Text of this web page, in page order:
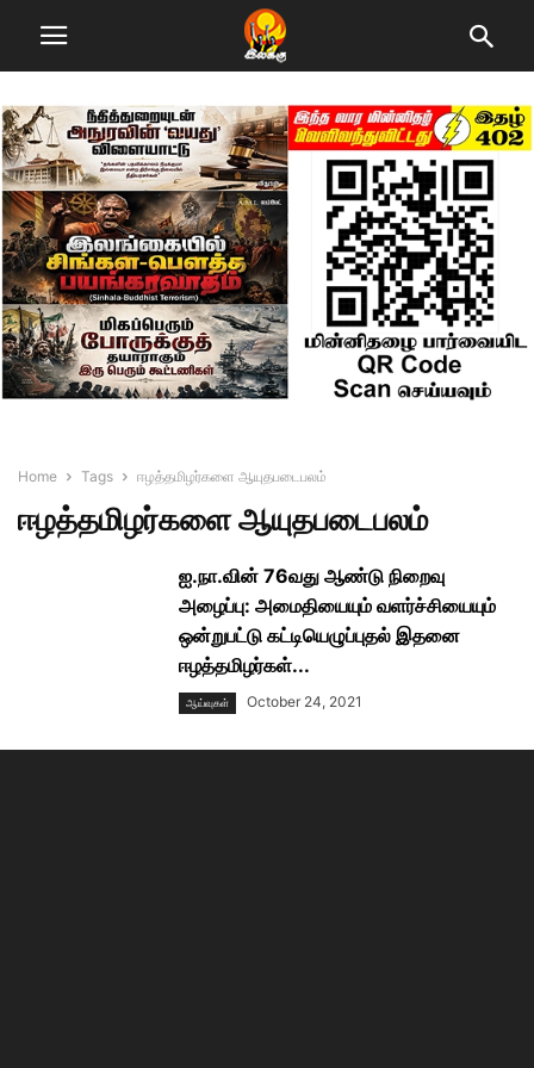
Home Tags ஈழத்தமிழர்களை ஆயுதபடைபலம்
ஈழத்தமிழர்களை ஆயுதபடைபலம்
ஐ.நா.வின் 76வது ஆண்டு நிறைவு
அழைப்பு: அமைதியையும் வளர்ச்சியையும்
ஒன்றுபட்டு கட்டியெழுப்புதல் இதனை
ஈழத்தமிழர்கள்...
ஆய்வுகள் October 24, 2021